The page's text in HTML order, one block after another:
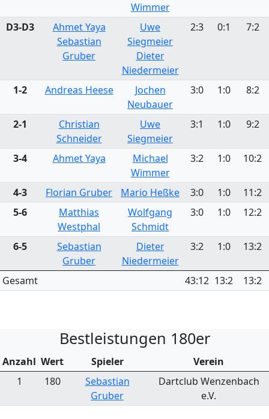
Wimmer
D3-D3
Ahmet Yaya
Sebastian
Gruber
Uwe
Siegmeier
Dieter
Niedermeier
2:3 0:1 7:2
1-2 Andreas Heese
Jochen
Neubauer
3:0 1:0 8:2
2-1
Christian
Schneider
Uwe
Siegmeier
3:1 1:0 9:2
3-4 Ahmet Yaya
Michael
Wimmer
3:2 1:0 10:2
4-3 Florian Gruber Mario Heßke 3:0 1:0
11:2
5-6
Matthias
Westphal
Wolfgang
Schmidt
3:0 1:0 12:2
6-5
Sebastian
Gruber
Dieter
Niedermeier
3:2 1:0 13:2
Gesamt 43:12 13:2 13:2
Bestleistungen 180er
Anzahl Wert Spieler
Verein
1
180
Sebastian
Gruber
Dartclub Wenzenbach
e.V.